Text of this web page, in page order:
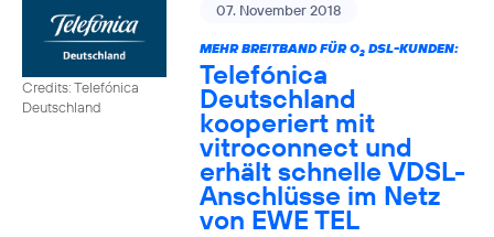
Credits: Telefónica
Deutschland
07. November 2018
MEHR BREITBAND FÜR O2DSL-KUNDEN:
Telefónica
Deutschland
kooperiert mit
vitroconnect und
erhält schnelle VDSL-
Anschlüsse im Netz
von EWE TEL